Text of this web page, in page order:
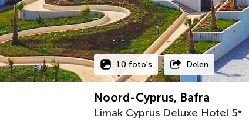
10 foto's Delen
Noord-Cyprus, Bafra
Limak Cyprus Deluxe Hotel 5*